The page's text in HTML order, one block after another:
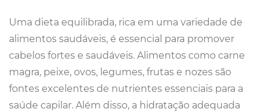
Uma dieta equilibrada, rica em uma variedade de
alimentos saudáveis, é essencial para promover
cabelos fortes e saudáveis. Alimentos como carne
magra, peixe, ovos, legumes, frutas e nozes são
fontes excelentes de nutrientes essenciais para a
saúde capilar. Além disso, a hidratação adequada